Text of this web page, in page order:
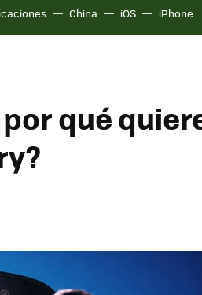
China iOS iPhone
qué